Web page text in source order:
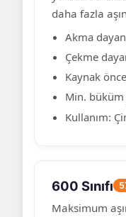
daha fazla
Akma
Çekme
Kaynak
Min. büküm
Kullanım:
600 Sınıfı
Maksimum